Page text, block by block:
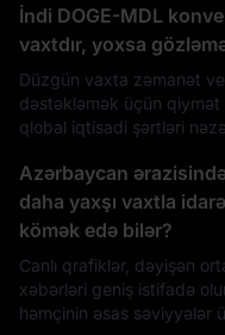
İndi DOGE-MDL
vaxtdır, yoxsa
Düzgün vaxta zəmanət
dəstəkləmək üçün qiymət
qlobal iqtisadi şərtləri
Azərbaycan
daha yaxşı vaxtla
kömək edə bilər?
Canlı qrafiklər, dəyişən
xəbərləri geniş istifadə
həmçinin əsas səviyyələr